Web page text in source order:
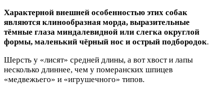
Характерной внешней особенностью этих собак
являются клинообразная морда, выразительные
тёмные глаза миндалевидной или слегка округлой
формы, маленький чёрный нос и острый подбородок.
Шерсть у «лисят» средней длины, а вот хвост и лапы
несколько длиннее, чем у померанских шпицев
«медвежьего» и «игрушечного» типов.